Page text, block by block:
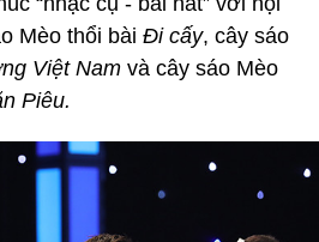
Mèo thổi bài Đi cấy, cây sáo
Việt Nam và cây sáo Mèo
Piêu.